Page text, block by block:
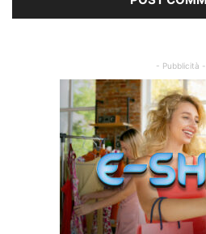
- Pubblicità -